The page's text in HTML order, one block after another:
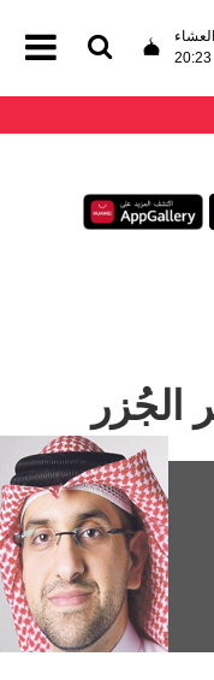
العشاء
20:23
الجُزر